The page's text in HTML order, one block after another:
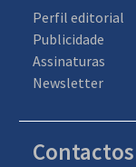
Perfil editorial
Publicidade
Assinaturas
Newsletter
Contactos